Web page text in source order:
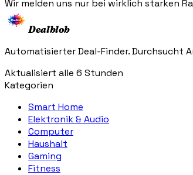
Wir melden uns nur bei wirklich starken
Dealblob
Automatisierter Deal-Finder. Durchsucht
Aktualisiert alle 6 Stunden
Kategorien
Smart Home
Elektronik & Audio
Computer
Haushalt
Gaming
Fitness